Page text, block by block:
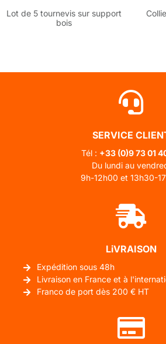
Lot de 5 tournevis sur support
bois
SERVICE
Tél : +33 (0)9 73 01
Du lundi au
9h-12h00 et 13h30-
LiVRAISON
Expédition sous 48h
Livraison en France et à
Franco de port dès 200 € HT